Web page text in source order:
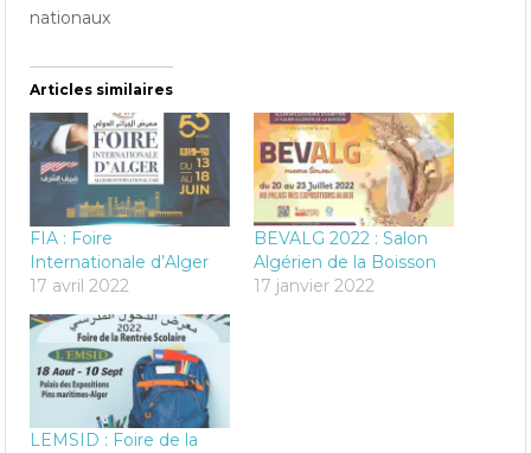
nationaux
Articles similaires
FIA : Foire
Internationale d’Alger
17 avril 2022
BEVALG 2022 : Salon
Algérien de la Boisson
17 janvier 2022
LEMSID : Foire de la